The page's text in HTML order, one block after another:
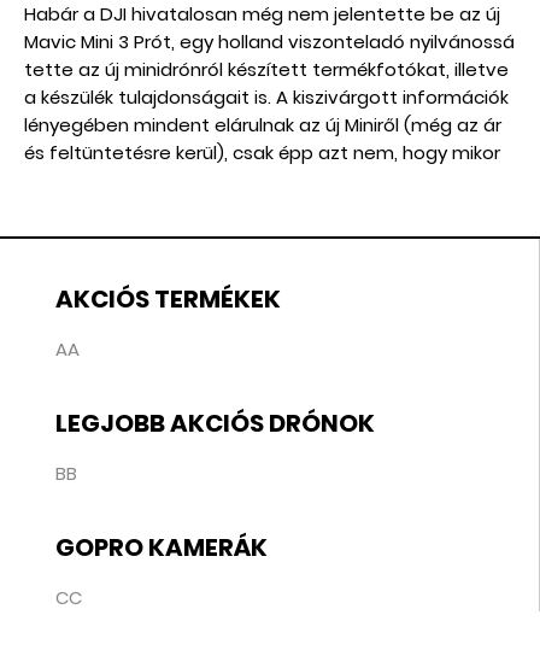
Habár a DJI hivatalosan még nem jelentette be az új
Mavic Mini 3 Prót, egy holland viszonteladó nyilvánossá
tette az új minidrónról készített termékfotókat, illetve
a készülék tulajdonságait is. A kiszivárgott információk
lényegében mindent elárulnak az új Miniről (még az ár
és feltüntetésre kerül), csak épp azt nem, hogy mikor
AKCIÓS TERMÉKEK
AA
LEGJOBB AKCIÓS DRÓNOK
BB
GOPRO KAMERÁK
CC